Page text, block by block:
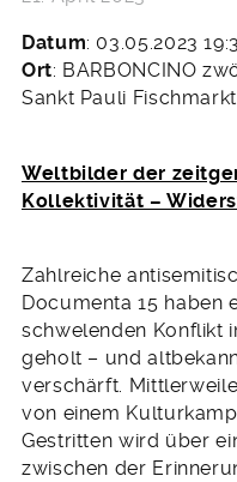
Datum: 03.05.2023
Ort: BARBONCINO
Sankt Pauli
Weltbilder der
Kollektivität –
Zahlreiche
Documenta 15 haben
schwelenden Konflikt
geholt – und
verschärft.
von einem
Gestritten wird über
zwischen der